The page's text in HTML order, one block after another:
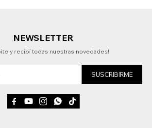
NEWSLETTER
y recibí todas nuestras novedades!
SUSCRIBIRME
    